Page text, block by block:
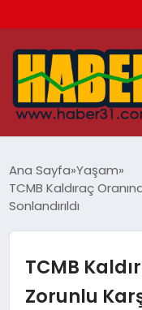
HATAY
Ana Sayfa Yaşam
TCMB Kaldıraç
Sonlandırıldı
TCMB
Zorunlu